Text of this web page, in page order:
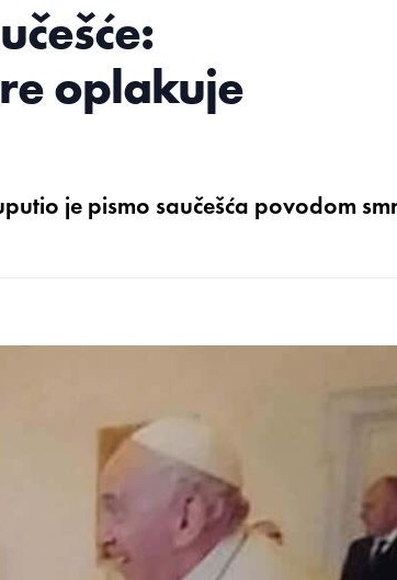
oplakuje
je pismo saučešća povodom